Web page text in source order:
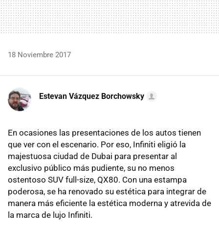
18 Noviembre 2017
Estevan Vázquez Borchowsky
En ocasiones las presentaciones de los autos tienen
que ver con el escenario. Por eso, Infiniti eligió la
majestuosa ciudad de Dubai para presentar al
exclusivo público más pudiente, su no menos
ostentoso SUV full-size, QX80. Con una estampa
poderosa, se ha renovado su estética para integrar de
manera más eficiente la estética moderna y atrevida de
la marca de lujo Infiniti.